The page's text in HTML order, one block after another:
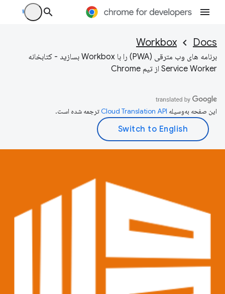
Docs
Workbox
برنامه های وب مترقی (PWA) را با Workbox بسازید - کتابخانه
Service Worker از تیم Chrome
این صفحه به‌وسیله ترجمه شده است.